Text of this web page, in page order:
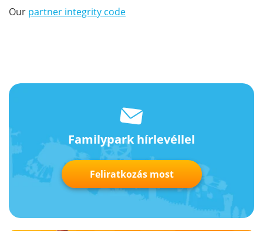
Our partner integrity code
Familypark hírlevéllel
Feliratkozás most